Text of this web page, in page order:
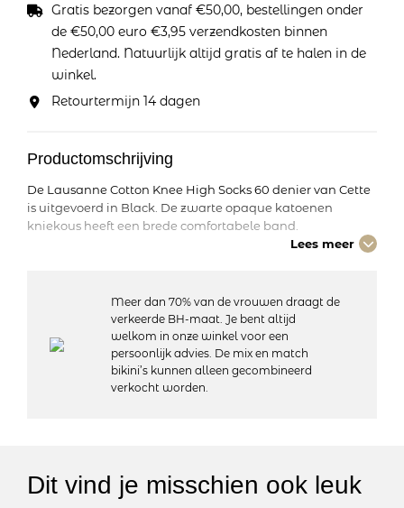
Gratis bezorgen vanaf €50,00, bestellingen onder
de €50,00 euro €3,95 verzendkosten binnen
Nederland. Natuurlijk altijd gratis af te halen in de
winkel.
Retourtermijn 14 dagen
Productomschrijving
De Lausanne Cotton Knee High Socks 60 denier van Cette
is uitgevoerd in Black. De zwarte opaque katoenen
kniekous heeft een brede comfortabele band.
– Natuurlijke vezel
– 60 denier
– Materiaal: 50% katoen, 45% polyamide, 5% elastaan
– Wasvoorschriften: 30 graden machinewas, niet geschikt
Lees meer
Meer dan 70% van de vrouwen draagt de
verkeerde BH-maat. Je bent altijd
welkom in onze winkel voor een
persoonlijk advies. De mix en match
bikini’s kunnen alleen gecombineerd
verkocht worden.
Dit vind je misschien ook leuk